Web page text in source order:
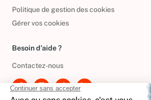
Politique de gestion des cookies
Gérer vos cookies
Besoin d'aide ?
Contactez-nous